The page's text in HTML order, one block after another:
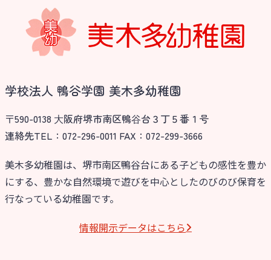
学校法人 鴨谷学園 美木多幼稚園
〒590-0138 ⼤阪府堺市南区鴨⾕台３丁５番１号
連絡先TEL：072-296-0011 FAX：072-299-3666
美木多幼稚園は、堺市南区鴨谷台にある子どもの感性を豊か
にする、豊かな自然環境で遊びを中心としたのびのび保育を
行なっている幼稚園です。
情報開⽰データはこちら